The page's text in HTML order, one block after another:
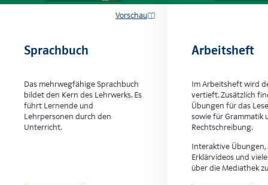
Vorschau
Sprachbuch
Das mehrwegfähige Sprachbuch
bildet den Kern des Lehrwerks. Es
führt Lernende und
Lehrpersonen durch den
Unterricht.
Arbeitsheft
Im Arbeitsheft wird
vertieft. Zusätzlich
Übungen für das
sowie für Grammatik
Rechtschreibung.
Interaktive Übungen,
Erklärvideos und
über die Mediathek